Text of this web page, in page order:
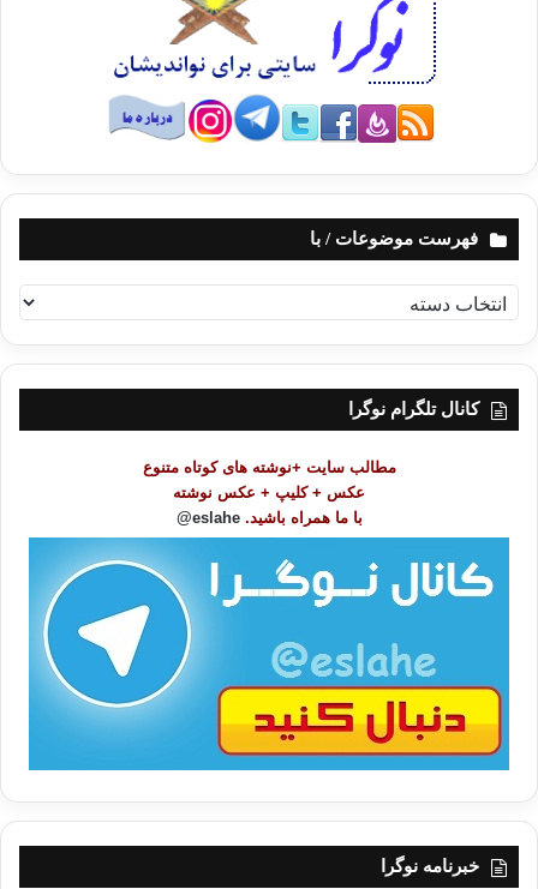
فهرست موضوعات / با
ه
ر
کانال تلگرام نوگرا
مطالب سایت +نوشته های کوتاه متنوع
عکس + کلیپ + عکس نوشته
با ما همراه باشید. eslahe@
خبرنامه نوگرا